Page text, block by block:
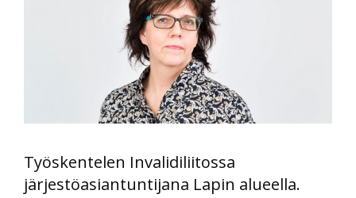
Työskentelen Invalidiliitossa
järjestöasiantuntijana Lapin alueella.